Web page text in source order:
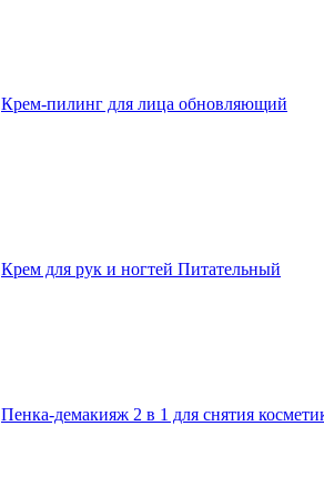
Крем-пилинг для лица обновляющий
Крем для рук и ногтей Питательный
Пенка-демакияж 2 в 1 для снятия